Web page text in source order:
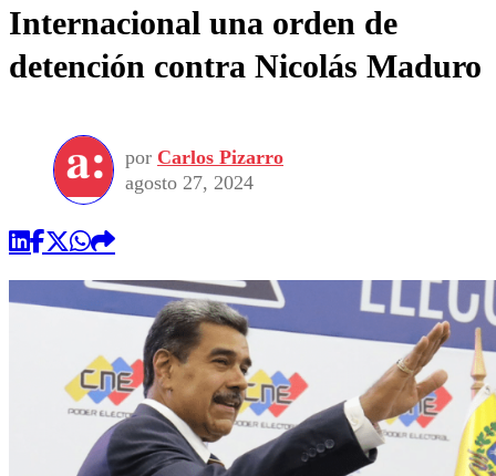
Internacional una orden de
detención contra Nicolás Maduro
por Carlos Pizarro
agosto 27, 2024